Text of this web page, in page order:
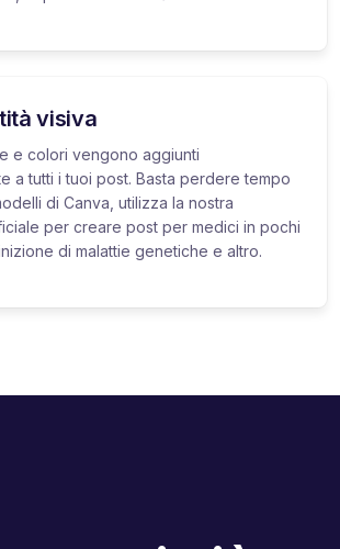
visiva
e colori vengono aggiunti
a tutti i tuoi post. Basta perdere tempo
di Canva, utilizza la nostra
per creare post per medici in pochi
di malattie genetiche e altro.